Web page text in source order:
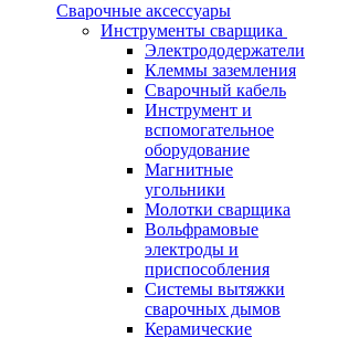
Сварочные аксессуары
Инструменты сварщика
Электрододержатели
Клеммы заземления
Сварочный кабель
Инструмент и
вспомогательное
оборудование
Магнитные
угольники
Молотки сварщика
Вольфрамовые
электроды и
приспособления
Системы вытяжки
сварочных дымов
Керамические